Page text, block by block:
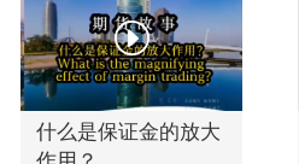
什么是保证金的放大